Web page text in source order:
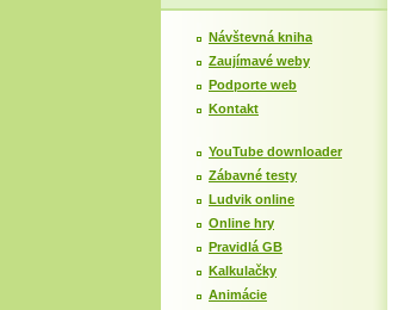
Návštevná kniha
Zaujímavé weby
Podporte web
Kontakt
YouTube downloader
Zábavné testy
Ludvik online
Online hry
Pravidlá GB
Kalkulačky
Animácie